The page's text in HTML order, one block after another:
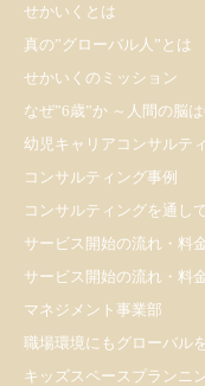
せかいくとは
真の”グローバル人”とは
せかいくのミッション
なぜ”6歳”か ～人間の脳
幼児キャリアコンサルテ
コンサルティング事例
コンサルティングを通し
サービス開始の流れ・料
サービス開始の流れ・料
マネジメント事業部
職場環境にもグローバル
キッズスペースプランニ